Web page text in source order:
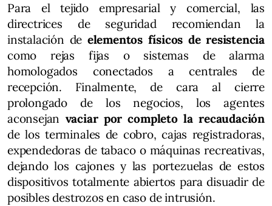
Para el tejido empresarial y comercial, las
directrices de seguridad recomiendan la
instalación de elementos físicos de resistencia
como rejas fijas o sistemas de alarma
homologados conectados a centrales de
recepción. Finalmente, de cara al cierre
prolongado de los negocios, los agentes
aconsejan vaciar por completo la recaudación
de los terminales de cobro, cajas registradoras,
expendedoras de tabaco o máquinas recreativas,
dejando los cajones y las portezuelas de estos
dispositivos totalmente abiertos para disuadir de
posibles destrozos en caso de intrusión.